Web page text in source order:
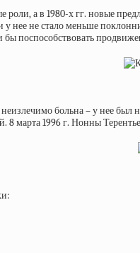
а в 1980-х гг. новые
не стало меньше
бы поспособствовать
больна – у нее
8 марта 1996 г. Нонны